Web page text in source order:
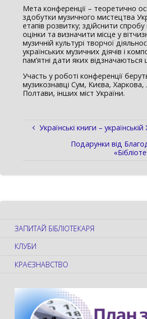
Мета конференції – теоретично
здобутки музичного мистецтва
етапів розвитку; здійснити спробу
оцінки та визначити місце у
музичній культурі творчої
українських музичних діячів і
пам’ятні дати яких відзначаються
Участь у роботі конференції
музикознавці Сум, Києва, Харкова,
Полтави, інших міст України.
Українські книги –
Подарунки від
ЗАПИТАЙ БІБЛІОТЕКАРЯ
КЛУБИ
КРАЄЗНАВСТВО